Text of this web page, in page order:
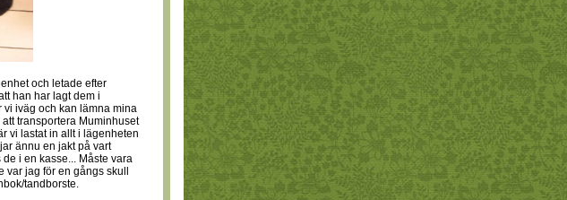
och letade efter
han har lagt dem i
vi iväg och kan lämna mina
transportera Muminhuset
vi lastat in allt i lägenheten
ännu en jakt på vart
i en kasse... Måste vara
jag för en gångs skull
tandborste.